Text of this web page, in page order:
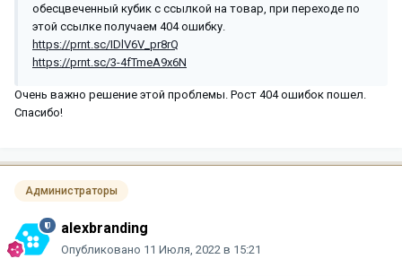
обесцвеченный кубик с ссылкой на товар, при переходе по
этой ссылке получаем 404 ошибку.
https://prnt.sc/IDlV6V_pr8rQ
https://prnt.sc/3-4fTmeA9x6N
Очень важно решение этой проблемы. Рост 404 ошибок пошел.
Спасибо!
Администраторы
alexbranding
Опубликовано 11 Июля, 2022 в 15:21